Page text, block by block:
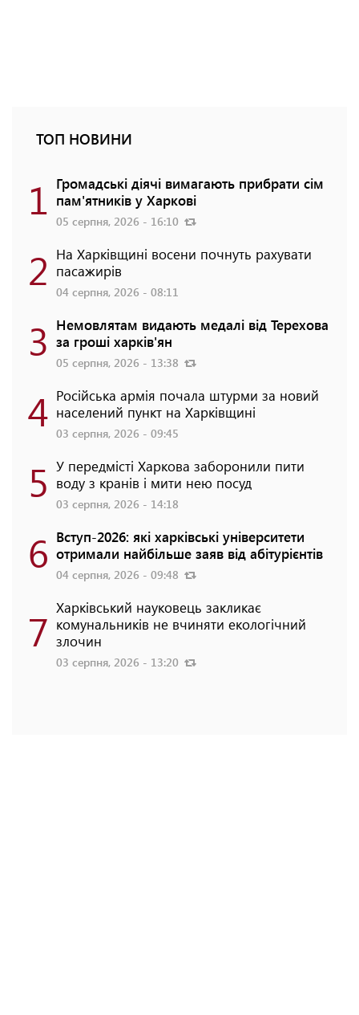
ТОП НОВИНИ
1 Громадські діячі вимагають прибрати сім
пам'ятників у Харкові
05 серпня, 2026 - 16:10
2 На Харківщині восени почнуть рахувати
пасажирів
04 серпня, 2026 - 08:11
3 Немовлятам видають медалі від Терехова
за гроші харків'ян
05 серпня, 2026 - 13:38
4 Російська армія почала штурми за новий
населений пункт на Харківщині
03 серпня, 2026 - 09:45
5 У передмісті Харкова заборонили пити
воду з кранів і мити нею посуд
03 серпня, 2026 - 14:18
6 Вступ-2026: які харківські університети
отримали найбільше заяв від абітурієнтів
04 серпня, 2026 - 09:48
7 Харківський науковець закликає
комунальників не вчиняти екологічний
злочин
03 серпня, 2026 - 13:20